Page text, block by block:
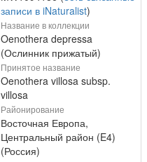
записи в iNaturalist)
Название в коллекции
Oenothera depressa
(Ослинник прижатый)
Принятое название
Oenothera villosa subsp.
villosa
Районирование
Восточная Европа,
Центральный район (E4)
(Россия)